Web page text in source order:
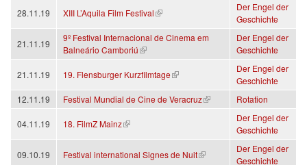
28.11.19 XIII L’Aquila Film Festival
(link is external)
Der Engel der
Geschichte
21.11.19
9º Festival Internacional de Cinema em
Balneário Camboriú
(link is external)
Der Engel der
Geschichte
21.11.19 19. Flensburger Kurzfilmtage
(link is external)
Der Engel der
Geschichte
12.11.19
Festival Mundial de Cine de Veracruz
(link is external) Rotation
04.11.19 18. FilmZ Mainz
(link is external)
Der Engel der
Geschichte
09.10.19 Festival international Signes de Nuit
(link is external)
Der Engel der
Geschichte